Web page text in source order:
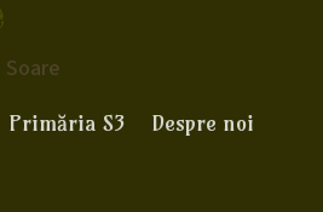
Primăria S3 Despre noi